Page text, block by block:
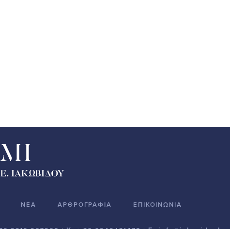
ΝΕΑ ΑΡΘΡΟΓΡΑΦΙΑ ΕΠΙΚΟΙΝΩΝΙΑ